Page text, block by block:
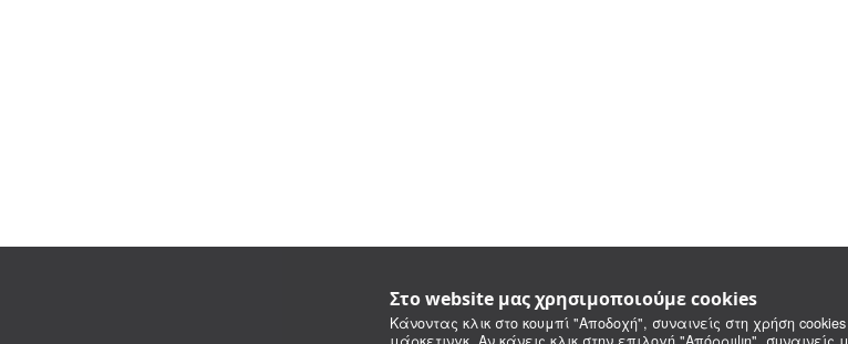
Στο website μας χρησιμοποιούμε cookies
Κάνοντας κλικ στο κουμπί "Αποδοχή", συναινείς στη χρήση